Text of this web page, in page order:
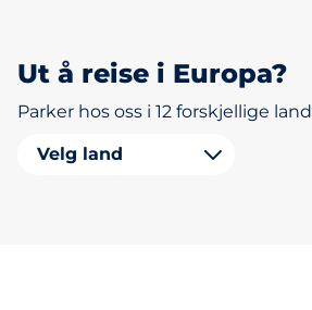
Ut å reise i Europa?
Parker hos oss i 12 forskjellige
Velg land